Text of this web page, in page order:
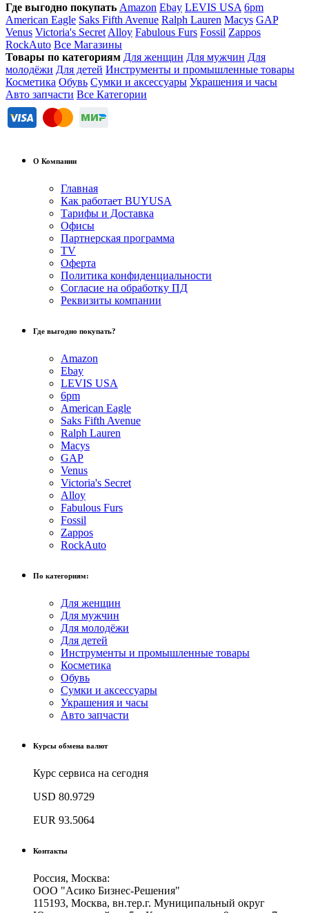
Где выгодно покупать Amazon Ebay LEVIS USA 6pm
American Eagle Saks Fifth Avenue Ralph Lauren Macys GAP
Venus Victoria's Secret Alloy Fabulous Furs Fossil Zappos
RockAuto Все Магазины
Товары по категориям Для женщин Для мужчин Для
молодёжи Для детей Инструменты и промышленные товары
Косметика Обувь Сумки и аксессуары Украшения и часы
Авто запчасти Все Категории
О Компании
Главная
Как работает BUYUSA
Тарифы и Доставка
Офисы
Партнерская программа
TV
Оферта
Политика конфиденциальности
Согласие на обработку ПД
Реквизиты компании
Где выгодно покупать?
Amazon
Ebay
LEVIS USA
6pm
American Eagle
Saks Fifth Avenue
Ralph Lauren
Macys
GAP
Venus
Victoria's Secret
Alloy
Fabulous Furs
Fossil
Zappos
RockAuto
По категориям:
Для женщин
Для мужчин
Для молодёжи
Для детей
Инструменты и промышленные товары
Косметика
Обувь
Сумки и аксессуары
Украшения и часы
Авто запчасти
Курсы обмена валют
Курс сервиса на сегодня
USD 80.9729
EUR 93.5064
Контакты
Россия, Москва:
ООО "Асико Бизнес-Решения"
115193, Москва, вн.тер.г. Муниципальный округ